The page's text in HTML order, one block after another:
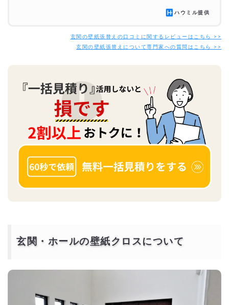
ハウミル提供
玄関の壁紙張替えの口コミに関するレビューはこちら >>
玄関の壁紙張替えについて専門家への質問はこちら >>
玄関・ホールの壁紙クロスについて